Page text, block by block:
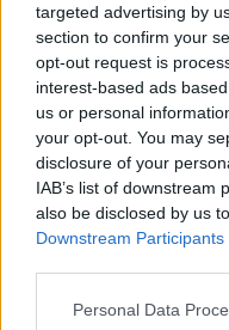
targeted advertising by
section to confirm your
opt-out request is
interest-based ads
us or personal
your opt-out. You may
disclosure of your
IAB’s list of downstream
also be disclosed by us
Downstream Participants
Please note that this
Personal Data
TEMI: Info Point
Notizie Olbia
Condividi l'articolo
F
a
ce
b
o
T
w
it
te
r
Pi
n
te
re
st